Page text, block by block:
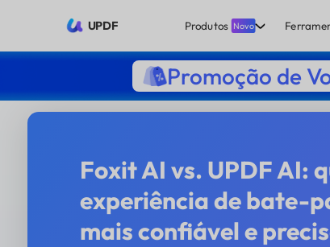
UPDF Produtos Novo
Promoção de
Foxit AI vs. UPDF AI:
experiência de bate-
mais confiável e